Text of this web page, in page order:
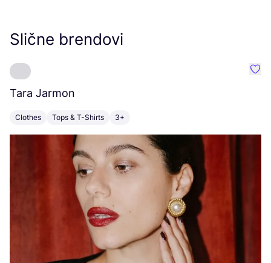
Slične brendovi
Tara Jarmon
Clothes Tops & T-Shirts 3+